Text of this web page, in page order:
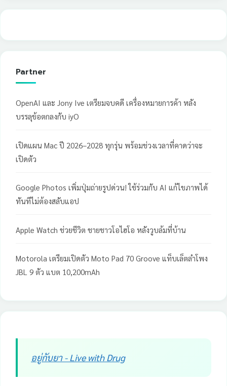
Partner
OpenAI และ Jony Ive เตรียมจบคดี เครื่องหมายการค้า หลัง
บรรลุข้อตกลงกับ iyO
เปิดแผน Mac ปี 2026–2028 ทุกรุ่น พร้อมช่วงเวลาที่คาดว่าจะ
เปิดตัว
Google Photos เพิ่มปุ่มถ่ายรูปด่วน! ใช้ร่วมกับ AI แก้ไขภาพได้
ทันทีไม่ต้องสลับแอป
Apple Watch ช่วยชีวิต ชายชาวโอไฮโอ หลังวูบล้มที่บ้าน
Motorola เตรียมเปิดตัว Moto Pad 70 Groove แท็บเล็ตลำโพง
JBL 9 ตัว แบต 10,200mAh
อยู่กับยา - Live with Drug